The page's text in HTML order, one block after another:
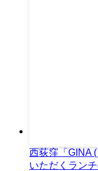
西荻窪「GINA
いただくラン